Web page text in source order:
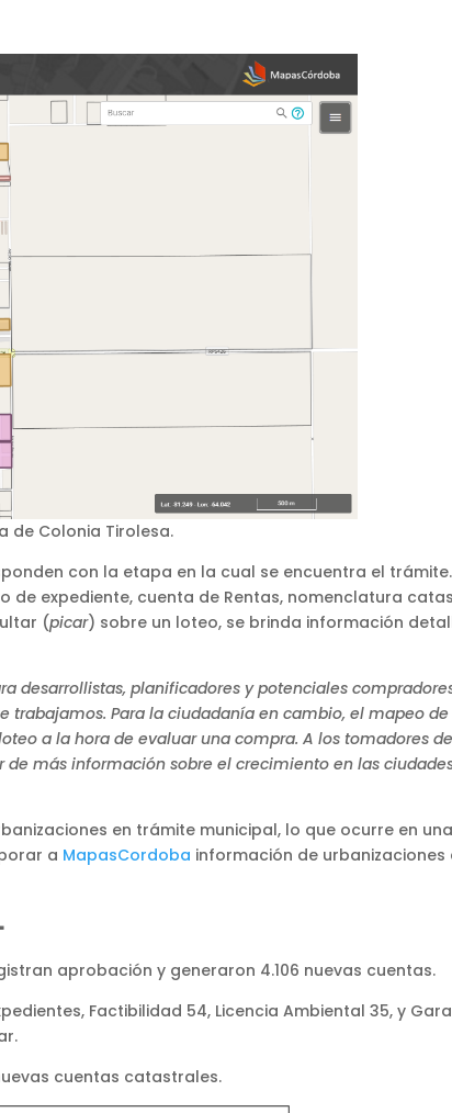
de Colonia Tirolesa.
con la etapa en la cual se encuentra el
de expediente, cuenta de Rentas, nomenclatura
(picar) sobre un loteo, se brinda información
desarrollistas, planificadores y potenciales
trabajamos. Para la ciudadanía en cambio, el mapeo
a la hora de evaluar una compra. A los tomadores de
más información sobre el crecimiento en las
en trámite municipal, lo que ocurre en
a MapasCordoba información de urbanizaciones
aprobación y generaron 4.106 nuevas cuentas.
Factibilidad 54, Licencia Ambiental 35, y
cuentas catastrales.